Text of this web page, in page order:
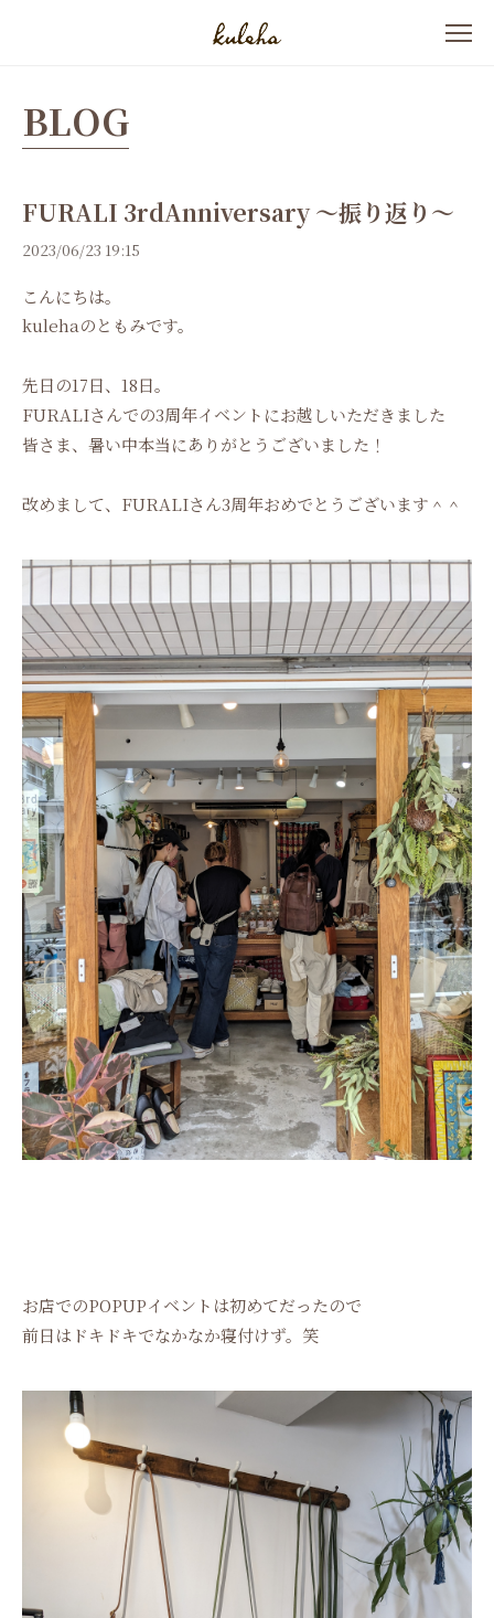
BLOG
FURALI 3rdAnniversary 〜振り返り〜
2023/06/23 19:15
こんにちは。
kulehaのともみです。
先日の17日、18日。
FURALIさんでの3周年イベントにお越しいただきました
皆さま、暑い中本当にありがとうございました！
改めまして、FURALIさん3周年おめでとうございます＾＾
お店でのPOPUPイベントは初めてだったので
前日はドキドキでなかなか寝付けず。笑